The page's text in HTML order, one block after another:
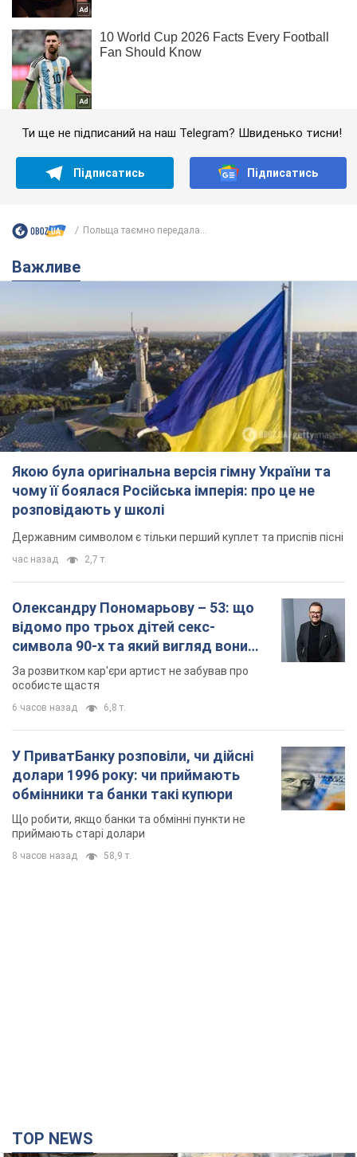
Ти ще не підписаний на наш Telegram? Швиденько тисни!
Підписатись Підписатись
Польща таємно передала...
Важливе
Якою була оригінальна версія гімну України та
чому її боялася Російська імперія: про це не
розповідають у школі
Державним символом є тільки перший куплет та приспів пісні
час назад 2,7 т.
Олександру Пономарьову – 53: що
відомо про трьох дітей секс-
символа 90-х та який вигляд вони
мають
За розвитком кар'єри артист не забував про
особисте щастя
6 часов назад 6,8 т.
У ПриватБанку розповіли, чи дійсні
долари 1996 року: чи приймають
обмінники та банки такі купюри
Що робити, якщо банки та обмінні пункти не
приймають старі долари
8 часов назад 58,9 т.
TOP NEWS